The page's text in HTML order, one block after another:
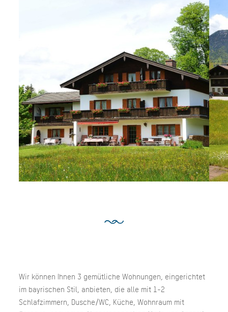
Wir können Ihnen 3 gemütliche Wohnungen, eingerichtet
im bayrischen Stil, anbieten, die alle mit 1-2
Schlafzimmern, Dusche/WC, Küche, Wohnraum mit